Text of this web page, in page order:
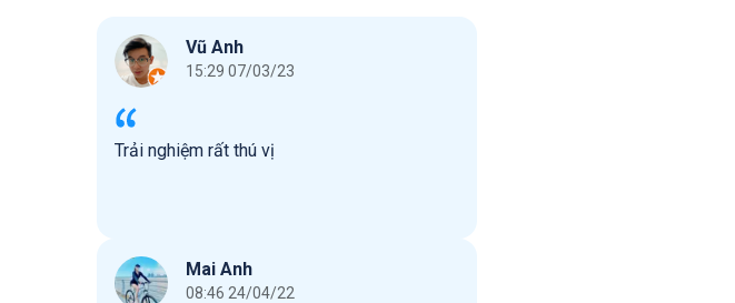
Vũ Anh
15:29 07/03/23
Trải nghiệm rất thú vị
Mai Anh
08:46 24/04/22